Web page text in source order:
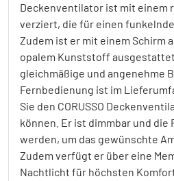
Deckenventilator ist mit einem
verziert, die für einen
Zudem ist er mit einem Schirm
opalem Kunststoff
gleichmäßige und angenehme
Fernbedienung ist im
Sie den CORUSSO
können. Er ist dimmbar und die
werden, um das gewünschte
Zudem verfügt er über eine
Nachtlicht für höchsten